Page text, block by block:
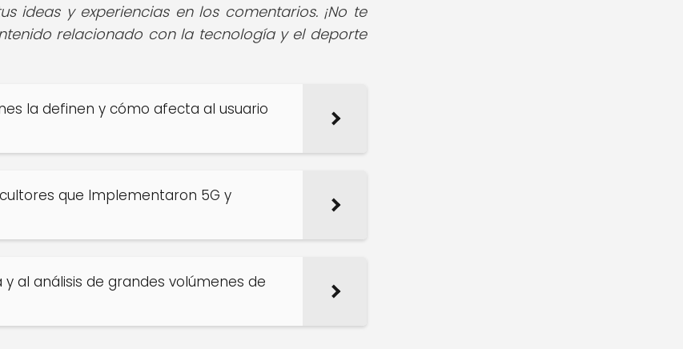
ideas y experiencias en los comentarios. ¡No te
relacionado con la tecnología y el deporte
la definen y cómo afecta al usuario
que Implementaron 5G y
al análisis de grandes volúmenes de